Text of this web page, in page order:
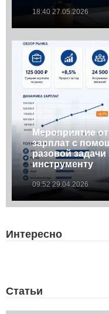
18:40 27.05.2026
Мероприятие
зарплат с
разовой
инструменту
09:52 29.04.2026
Интересно
Статьи